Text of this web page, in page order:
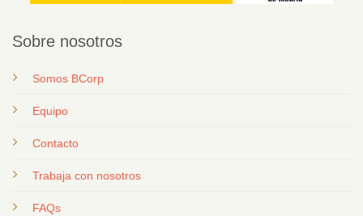
Sobre nosotros
Somos BCorp
Equipo
Contacto
Trabaja con nosotros
FAQs